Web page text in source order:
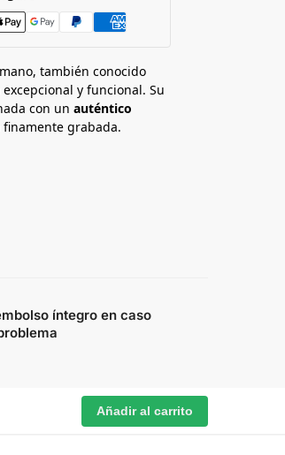
también conocido
y funcional. Su
con unauténtico
grabada.
íntegro en caso
Añadir al carrito